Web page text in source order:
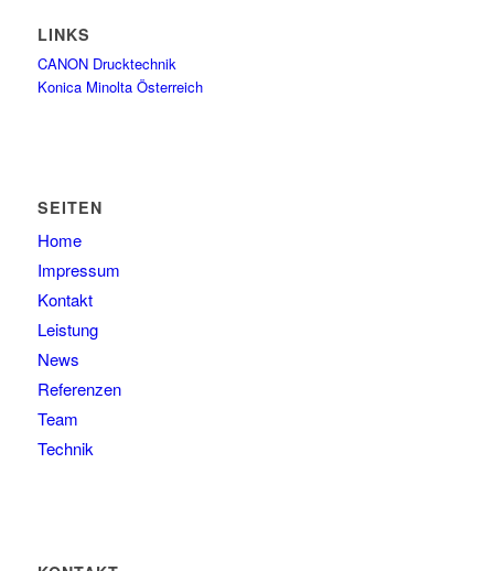
LINKS
CANON Drucktechnik
Konica Minolta Österreich
SEITEN
Home
Impressum
Kontakt
Leistung
News
Referenzen
Team
Technik